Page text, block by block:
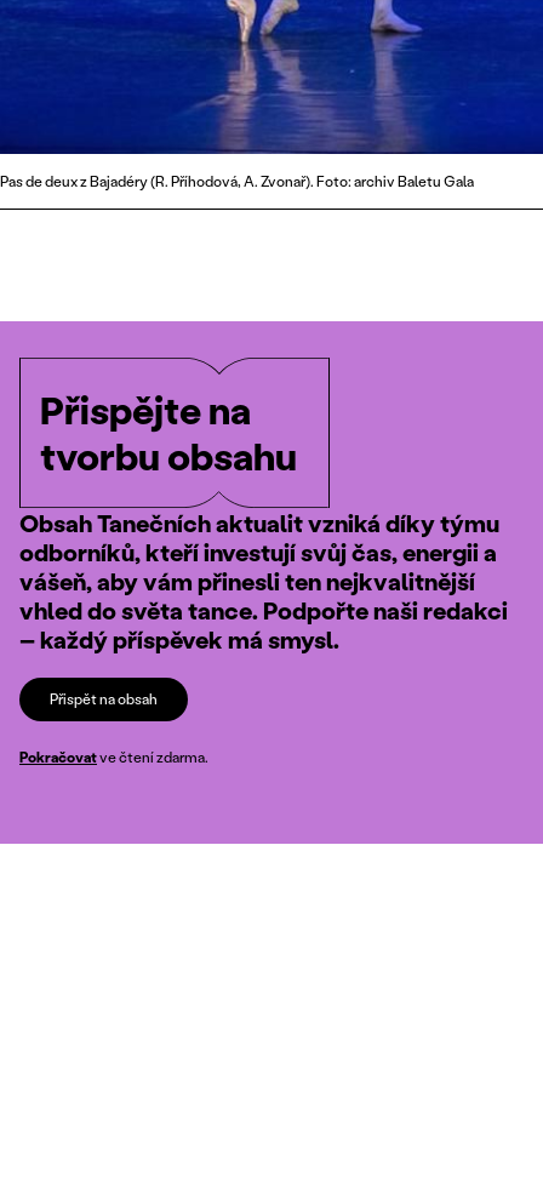
Pas de deux z Bajadéry (R. Příhodová, A. Zvonař). Foto: archiv Baletu Gala
Přispějte na
tvorbu obsahu
Obsah Tanečních aktualit vzniká díky týmu
odborníků, kteří investují svůj čas, energii a
vášeň, aby vám přinesli ten nejkvalitnější
vhled do světa tance. Podpořte naši redakci
– každý příspěvek má smysl.
Přispět na obsah
Pokračovatve čtení zdarma.